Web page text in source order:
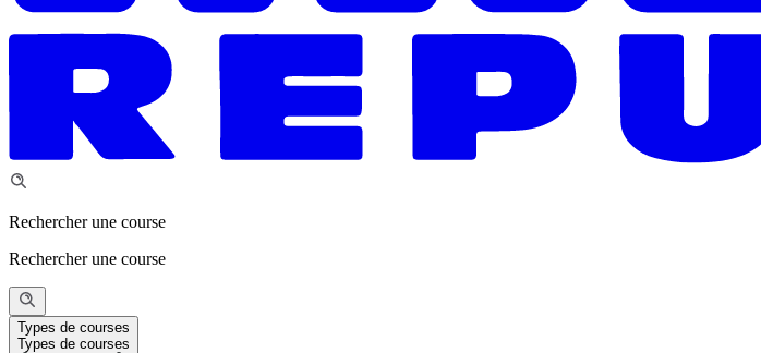
Rechercher une course
Rechercher une course
Types de courses
Types de courses